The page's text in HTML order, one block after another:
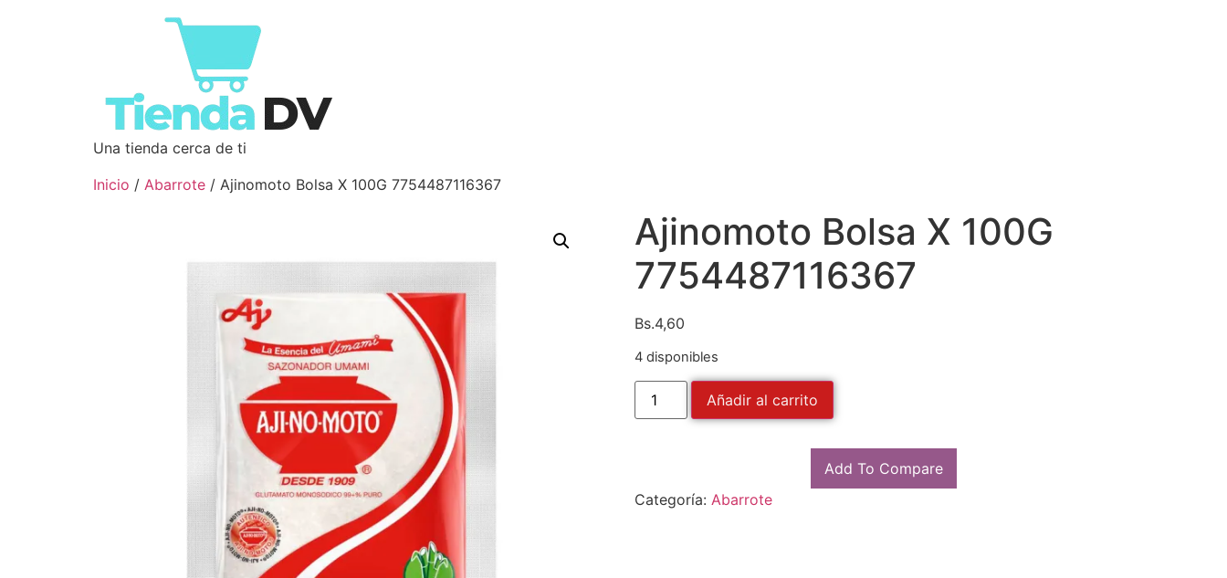
Una tienda cerca de ti
Inicio / Abarrote / Ajinomoto Bolsa X 100G 7754487116367
Ajinomoto Bolsa X 100G
7754487116367
Bs.4,60
4 disponibles
Añadir al carrito
Add To Compare
Categoría: Abarrote